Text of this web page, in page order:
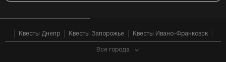
Квесты Днепр Квесты Запорожье Квесты Ивано-Франковск
Все города